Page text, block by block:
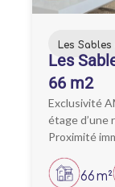
Les
Les
66 m2
Exclusivité
étage d’une
Proximité
66m²